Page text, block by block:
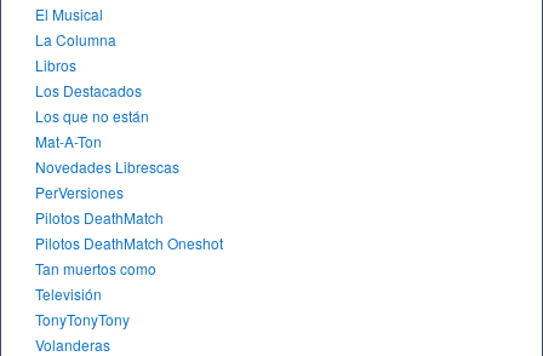
El Musical
La Columna
Libros
Los Destacados
Los que no están
Mat-A-Ton
Novedades Librescas
PerVersiones
Pilotos DeathMatch
Pilotos DeathMatch Oneshot
Tan muertos como
Televisión
TonyTonyTony
Volanderas